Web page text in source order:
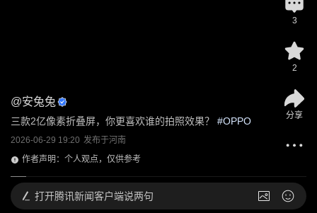
@安兔兔
三款2亿像素折叠屏，你更喜欢谁的拍照效果？ #OPPO
2026-06-29 19:20 发布于河南
作者声明：个人观点，仅供参考
3
2
分享
打开腾讯新闻客户端说两句